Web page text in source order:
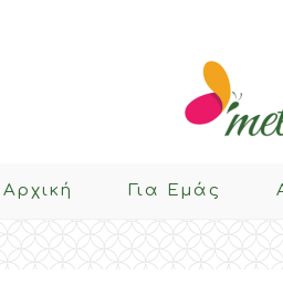
Αρχική Για Eμάς